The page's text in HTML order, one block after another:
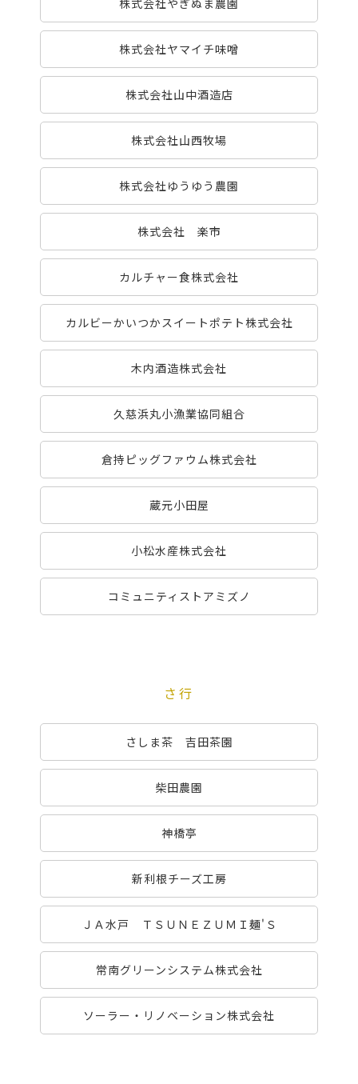
株式会社やぎぬま農園
株式会社ヤマイチ味噌
株式会社山中酒造店
株式会社山西牧場
株式会社ゆうゆう農園
株式会社 楽市
カルチャー食株式会社
カルビーかいつかスイートポテト株式会社
木内酒造株式会社
久慈浜丸小漁業協同組合
倉持ピッグファウム株式会社
蔵元小田屋
小松水産株式会社
コミュニティストアミズノ
さ行
さしま茶 吉田茶園
柴田農園
神橋亭
新利根チーズ工房
ＪＡ水戸 ＴＳＵＮＥＺＵＭＩ麺'Ｓ
常南グリーンシステム株式会社
ソーラー・リノベーション株式会社